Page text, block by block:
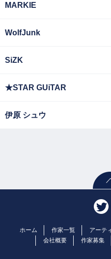
MARKIE
WolfJunk
SiZK
★STAR GUiTAR
伊原 シュウ
ホーム 作家一覧 アーテ
会社概要
作家募集